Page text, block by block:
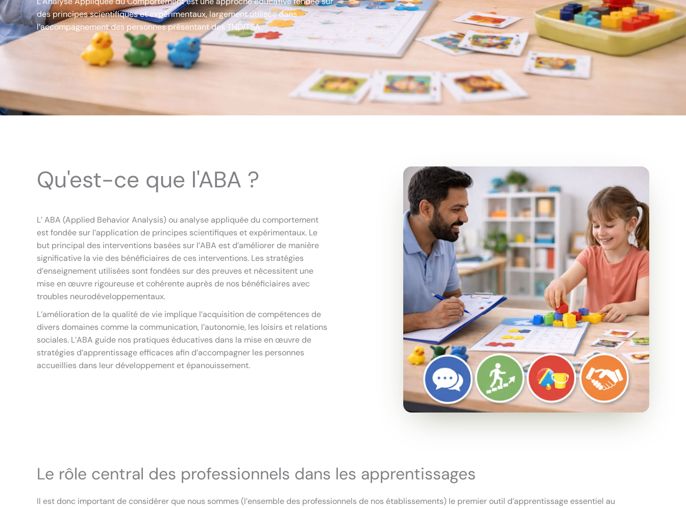
des principes scientifiques et expérimentaux, largement utilisée dans
l’accompagnement des personnes présentant des TND/TSA.
Qu'est-ce que l'ABA ?
L’ ABA (Applied Behavior Analysis) ou analyse appliquée du comportement
est fondée sur l’application de principes scientifiques et expérimentaux. Le
but principal des interventions basées sur l’ABA est d’améliorer de manière
significative la vie des bénéficiaires de ces interventions. Les stratégies
d’enseignement utilisées sont fondées sur des preuves et nécessitent une
mise en œuvre rigoureuse et cohérente auprès de nos bénéficiaires avec
troubles neurodéveloppementaux.
L’amélioration de la qualité de vie implique l’acquisition de compétences de
divers domaines comme la communication, l’autonomie, les loisirs et relations
sociales. L’ABA guide nos pratiques éducatives dans la mise en œuvre de
stratégies d’apprentissage efficaces afin d’accompagner les personnes
accueillies dans leur développement et épanouissement.
Le rôle central des professionnels dans les apprentissages
Il est donc important de considérer que nous sommes (l’ensemble des professionnels de nos établissements) le premier outil d’apprentissage essentiel au